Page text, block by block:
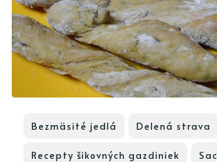
Bezmäsité jedlá Delená strava
Recepty šikovných gazdiniek